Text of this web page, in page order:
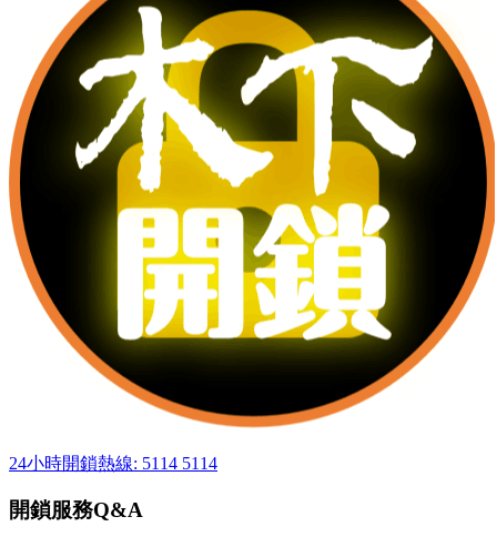
24小時開鎖熱線: 5114 5114
開鎖服務Q&A